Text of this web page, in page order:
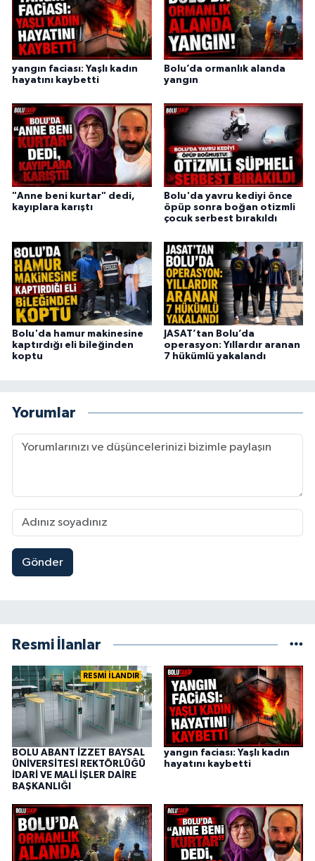
yangın faciası: Yaşlı kadın
hayatını kaybetti
Bolu’da ormanlık alanda
yangın
"Anne beni kurtar" dedi,
kayıplara karıştı
Bolu'da yavru kediyi önce
öpüp sonra boğan otizmli
çocuk serbest bırakıldı
Bolu'da hamur makinesine
kaptırdığı eli bileğinden
koptu
JASAT’tan Bolu’da
operasyon: Yıllardır aranan
7 hükümlü yakalandı
Yorumlar
Gönder
Resmi İlanlar
RESMİ İLANDIR
BOLU ABANT İZZET BAYSAL
ÜNİVERSİTESİ REKTÖRLÜĞÜ
İDARİ VE MALİ İŞLER DAİRE
BAŞKANLIĞI
yangın faciası: Yaşlı kadın
hayatını kaybetti